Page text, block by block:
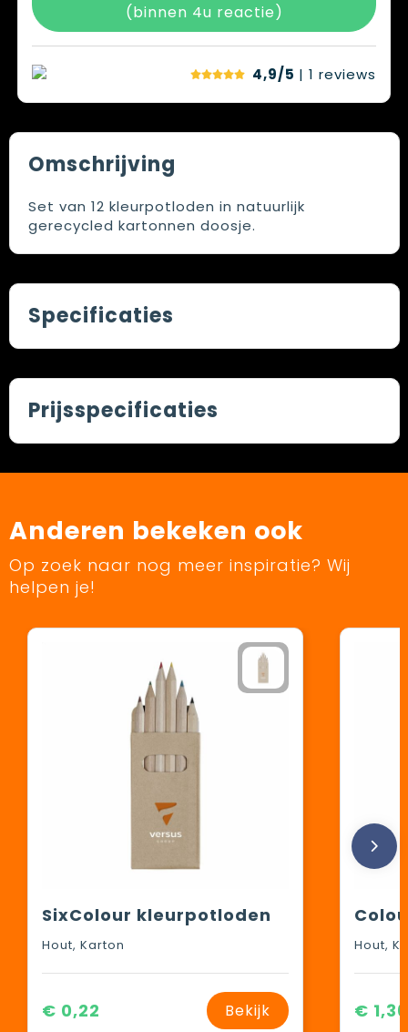
(binnen 4u reactie)
4,9/5 | 1 reviews
Omschrijving
Set van 12 kleurpotloden in natuurlijk
gerecycled kartonnen doosje.
Specificaties
Prijsspecificaties
Anderen bekeken ook
Op zoek naar nog meer inspiratie? Wij
helpen je!
SixColour kleurpotloden
Hout, Karton
€ 0,22 Bekijk
Hout,
€ 1,36